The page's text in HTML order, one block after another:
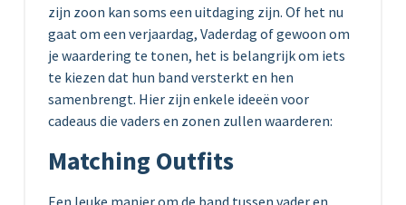
zijn zoon kan soms een uitdaging zijn. Of het nu
gaat om een verjaardag, Vaderdag of gewoon om
je waardering te tonen, het is belangrijk om iets
te kiezen dat hun band versterkt en hen
samenbrengt. Hier zijn enkele ideeën voor
cadeaus die vaders en zonen zullen waarderen:
Matching Outfits
Een leuke manier om de band tussen vader en